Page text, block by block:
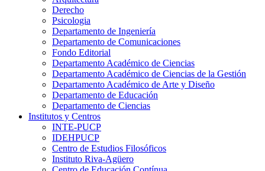
Derecho
Psicologia
Departamento de Ingeniería
Departamento de Comunicaciones
Fondo Editorial
Departamento Académico de Ciencias
Departamento Académico de Ciencias de la Gestión
Departamento Académico de Arte y Diseño
Departamento de Educación
Departamento de Ciencias
Institutos y Centros
INTE-PUCP
IDEHPUCP
Centro de Estudios Filosóficos
Instituto Riva-Agüero